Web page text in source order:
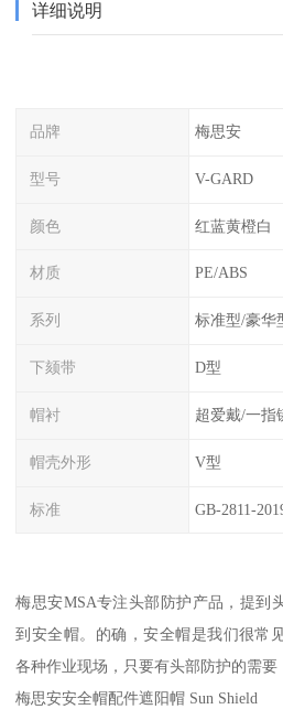
详细说明
品牌 梅思安
型号 V-GARD
颜色 红蓝黄橙白
材质 PE/ABS
系列 标准型/豪华
下颏带 D型
帽衬 超爱戴/一指
帽壳外形 V型
标准 GB-2811-
梅思安MSA专注头部防护产品，提到
到安全帽。的确，安全帽是我们很常
各种作业现场，只要有头部防护的需要
梅思安安全帽配件遮阳帽 Sun Shield